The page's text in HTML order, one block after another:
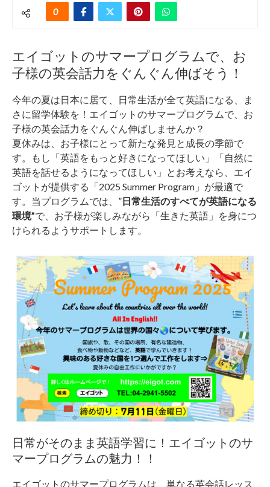
0
エイゴットのサマープログラムで、お
子様の英会話力をぐんぐん伸ばそう！
今年の夏は日本に居て、日常生活が全て英語になる、ま
さに留学体験を！エイゴットのサマープログラムで、お
子様の英会話力をぐんぐん伸ばしませんか？
夏休みは、お子様にとって新たな発見と成長の季節で
す。もし「英語をもっと好きになってほしい」「自然に
英語を話せるようになってほしい」とお考えなら、エイ
ゴットが提供する「2025 Summer Program」が最適で
す。当プログラムでは、”日常生活のすべてが英語になる
環境”で、お子様が楽しみながら「生きた英語」を身につ
けられるようサポートします。
日常がそのまま英語学習に！エイゴットのサ
マープログラムの魅力！！
エイゴットのサマープログラムは、単なる英会話レッス